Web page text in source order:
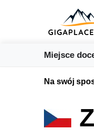
Miejsce
Na swój